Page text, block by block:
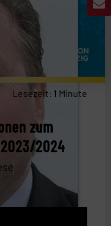
Lesezeit: 1 Minute
zum
2024